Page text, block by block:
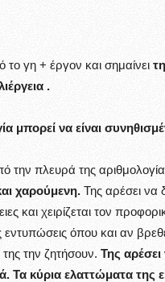
το γη + έργον και σημαίνει
.
μπορεί να είναι
την πλευρά της
χαρούμενη. Της αρέσει να
και χειρίζεται τον
εντυπώσεις όπου και αν
την ζητήσουν. Της αρέσει
Τα κύρια ελαττώματα της